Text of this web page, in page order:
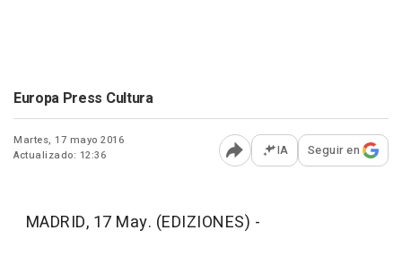
Europa Press Cultura
Martes, 17 mayo 2016
Actualizado: 12:36
Abrir opciones para
IA Seguir en
MADRID, 17 May. (EDIZIONES) -